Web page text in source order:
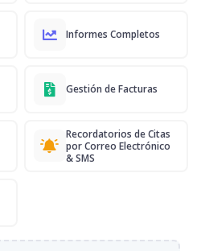
Informes Completos
Gestión de Facturas
Recordatorios de Citas
por Correo Electrónico
& SMS